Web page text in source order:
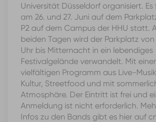
Universität Düsseldorf organisiert. Es
am 26. und 27. Juni auf dem
P2 auf dem Campus der HHU statt.
beiden Tagen wird der Parkplatz von
Uhr bis Mitternacht in ein lebendiges
Festivalgelände verwandelt. Mit
vielfältigen Programm aus Live-Musik,
Kultur, Streetfood und mit
Atmosphäre. Der Eintritt ist frei und
Anmeldung ist nicht erforderlich.
Infos zu den Bands gibt es hier auf